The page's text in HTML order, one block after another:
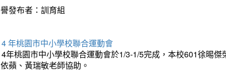
發布者：訓育組
年桃園市中小學校聯合運動會
年桃園市中小學校聯合運動會於1/3-1/5完成，本校601徐晹
蘋、黃瑞敏老師協助。